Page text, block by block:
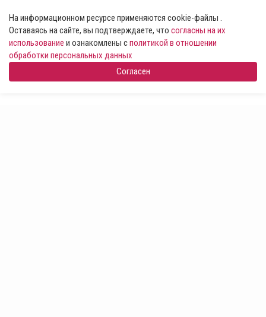
На информационном ресурсе применяются cookie-файлы .
Оставаясь на сайте, вы подтверждаете, что согласны на их
использование и ознакомлены сполитикой в отношении
обработки персональных данных
Согласен